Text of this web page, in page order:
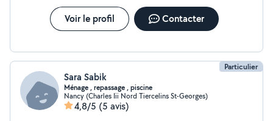
Voir le profil Contacter
Particulier
Sara Sabik
Ménage , repassage , piscine
Nancy (Charles Iii Nord Tiercelins St-Georges)
4,8/5 (5 avis)